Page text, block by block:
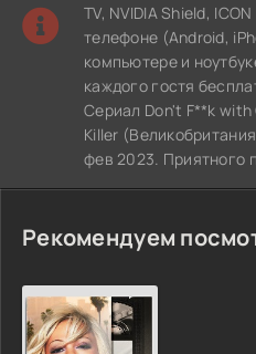
TV, NVIDIA Shield,
телефоне (Android,
компьютере и
каждого гостя
Сериал Don't F**k
Killer
фев 2023. Приятного
Рекомендуем